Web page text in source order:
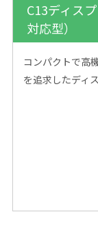
C13ディス
対応型）
コンパクトで高
を追求したディ